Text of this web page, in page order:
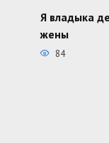
Я владыка
жены
84